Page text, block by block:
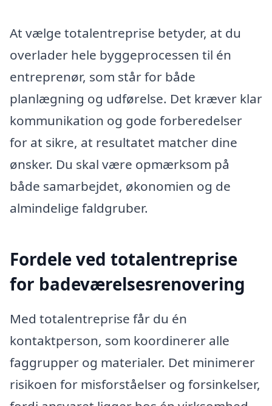
At vælge totalentreprise betyder, at du
overlader hele byggeprocessen til én
entreprenør, som står for både
planlægning og udførelse. Det kræver klar
kommunikation og gode forberedelser
for at sikre, at resultatet matcher dine
ønsker. Du skal være opmærksom på
både samarbejdet, økonomien og de
almindelige faldgruber.
Fordele ved totalentreprise
for badeværelsesrenovering
Med totalentreprise får du én
kontaktperson, som koordinerer alle
faggrupper og materialer. Det minimerer
risikoen for misforståelser og forsinkelser,